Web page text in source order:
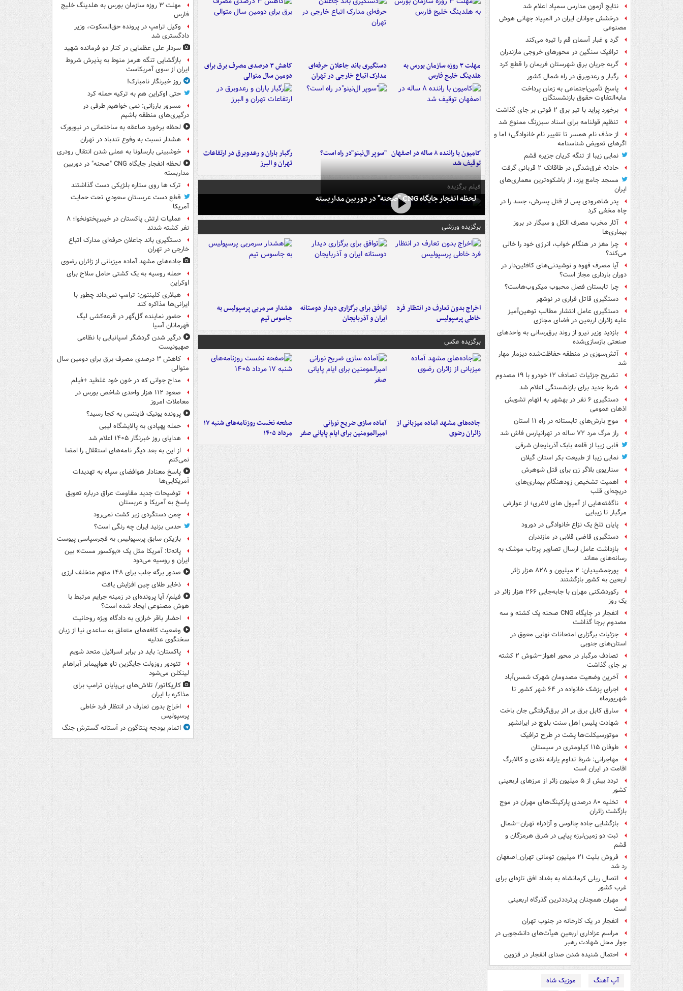
نتایج آزمون مدارس سمپاد اعلام شد
درخشش جوانان ایران در المپیاد جهانی هوش
مصنوعی
گرد و غبار آسمان قم را تیره می‌کند
ترافیک سنگین در محورهای خروجی مازندران
گربه جریان برق شهرستان فریمان را قطع کرد
رگبار و رعدوبرق در راه شمال کشور
پاسخ تأمین‌اجتماعی به زمان پرداخت
مابه‌التفاوت حقوق بازنشستگان
برخورد پراید با تیر برق ۲ فوتی بر جای گذاشت
تنظیم قولنامه برای اسناد سبزرنگ ممنوع شد
از حذف نام همسر تا تغییر نام خانوادگی؛ اما و
اگرهای تعویض شناسنامه
نمایی زیبا از تنگه کریان جزیره قشم
حادثه غرق‌شدگی در طاقانک ۲ قربانی گرفت
مسجد جامع یزد، از باشکوه‌ترین معماری‌های
ایران
پدر شاهرودی پس از قتل پسرش، جسد را در
چاه مخفی کرد
آثار مخرب مصرف الکل و سیگار در بروز
بیماری‌ها
چرا مغز در هنگام خواب، انرژی خود را خالی
می‌کند؟
آیا مصرف قهوه و نوشیدنی‌های کافئین‌دار در
دوران بارداری مجاز است؟
چرا تابستان فصل محبوب میکروب‌هاست؟
دستگیری قاتل فراری در نوشهر
دستگیری عامل انتشار مطالب توهین‌آمیز
علیه زائران اربعین در فضای مجازی
بازدید وزیر نیرو از روند برق‌رسانی به واحدهای
صنعتی بازسازی‌شده
آتش‌سوزی در منطقه حفاظت‌شده دیزمار مهار
شد
تشریح جزئیات تصادف ۱۲ خودرو با ۱۹ مصدوم
شرط جدید برای بازنشستگی اعلام شد
دستگیری ۶ نفر در بهشهر به اتهام تشویش
اذهان عمومی
موج بارش‌های تابستانه در راه ۱۱ استان
راز مرگ مرد ۷۲ ساله در تهرانپارس فاش شد
قابی زیبا از قلعه بابک آذربایجان شرقی
نمایی زیبا از طبیعت بکر استان گیلان
سناریوی بلاگر زن برای قتل شوهرش
اهمیت تشخیص زودهنگام بیماری‌های
دریچه‌ای قلب
ناگفته‌هایی از آمپول های لاغری؛ از عوارض
مرگبار تا زیبایی
پایان تلخ یک نزاع خانوادگی در دورود
دستگیری قاضی قلابی در مازندران
بازداشت عامل ارسال تصاویر پرتاب موشک به
رسانه‌های معاند
پورجمشیدیان: ۲ میلیون و ۸۲۸ هزار زائر
اربعین به کشور بازگشتند
رکوردشکنی مهران با جابه‌جایی ۲۶۶ هزار زائر در
یک روز
انفجار در جایگاه CNG صحنه یک کشته و سه
مصدوم برجا گذاشت
جزئیات برگزاری امتحانات نهایی معوق در
استان‌های جنوبی
تصادف مرگبار در محور اهواز–شوش ۲ کشته
بر جای گذاشت
آخرین وضعیت مصدومان شهرک شمس‌آباد
اجرای پزشک خانواده در ۶۴ شهر کشور تا
شهریورماه
سارق کابل برق بر اثر برق‌گرفتگی جان باخت
شهادت پلیس اهل سنت بلوچ در ایرانشهر
موتورسیکلت‌ها پشت درِ طرح ترافیک
طوفان ۱۱۵ کیلومتری در سیستان
مهاجرانی: شرط تداوم یارانه نقدی و کالابرگ
اقامت در ایران است
تردد بیش از ۵ میلیون زائر از مرزهای اربعینی
کشور
تخلیه ۸۰ درصدی پارکینگ‌های مهران در موج
بازگشت زائران
بازگشایی جاده چالوس و آزادراه تهران–شمال
ثبت دو زمین‌لرزه پیاپی در شرق هرمزگان و
قشم
فروش بلیت ۲۱ میلیون تومانی تهران_اصفهان
رد شد
اتصال ریلی کرمانشاه به بغداد افق تازه‌ای برای
غرب کشور
مهران همچنان پرترددترین گذرگاه اربعینی
است
انفجار در یک کارخانه در جنوب تهران
مراسم عزاداری اربعینِ هیأت‌های دانشجویی در
جوار محل شهادت رهبر
احتمال شنیده شدن صدای انفجار در قزوین
آپ آهنگ موزیک شاه
مهلت ۳ روزه سازمان بورس به
هلدینگ خلیج فارس
دستگیری باند جاعلان حرفه‌ای
مدارک اتباع خارجی در تهران
کاهش ۳ درصدی مصرف برق برای
دومین سال متوالی
کامیون با راننده ۸ ساله در اصفهان
توقیف شد
"سوپر ال‌نینو"در راه است؟
رگبار باران و رعدوبرق در ارتفاعات
تهران و البرز
فیلم برگزیده
لحظه انفجار جایگاه CNG "صحنه" در دوربین مداربسته
برگزیده ورزشی
اخراج بدون تعارف در انتظار فرد
خاطی پرسپولیس
توافق برای برگزاری دیدار دوستانه
ایران و آذربایجان
هشدار سرمربی پرسپولیس به
جاسوس تیم
برگزیده عکس
جاده‌های مشهد آماده میزبانی از
زائران رضوی
آماده سازی ضریح نورانی
امیرالمومنین برای ایام پایانی صفر
صفحه نخست روزنامه‌های شنبه ۱۷
مرداد ۱۴۰۵
مهلت ۳ روزه سازمان بورس به هلدینگ خلیج
فارس
وکیل ترامپ در پرونده حق‌السکوت، وزیر
دادگستری شد
سردار علی عظمایی در کنار دو فرمانده شهید
بازگشایی تنگه هرمز منوط به پذیرش شروط
ایران از سوی آمریکاست
روز خبرنگار نامبارک!
حتی اوکراین هم به ترکیه حمله کرد
مسرور بارزانی: نمی خواهیم طرفی در
درگیری‌های منطقه باشیم
لحظه برخورد صاعقه به ساختمانی در نیویورک
هشدار نسبت به وفوع تندباد در تهران
خوشبینی بارسلونا به عملی شدن انتقال رودری
لحظه انفجار جایگاه CNG "صحنه" در دوربین
مداربسته
ترک ها روی ستاره بلژیکی دست گذاشتند
قطع دست عربستان سعودیِ تحت حمایت
آمریکا
عملیات ارتش پاکستان در خیبرپختونخوا؛ ۸
نفر کشته شدند
دستگیری باند جاعلان حرفه‌ای مدارک اتباع
خارجی در تهران
جاده‌های مشهد آماده میزبانی از زائران رضوی
حمله روسیه به یک کشتی حامل سلاح برای
اوکراین
هیلاری کلینتون: ترامپ نمی‌داند چطور با
ایرانی‌ها مذاکره کند
حضور نماینده گل‌گهر در قرعه‌کشی لیگ
قهرمانان آسیا
درگیر شدن گردشگر اسپانیایی با نظامی
صهیونیست
کاهش ۳ درصدی مصرف برق برای دومین سال
متوالی
مداح جوانی که در خون خود غلطید +فیلم
صعود ۱۱۲ هزار واحدی شاخص بورس در
معاملات امروز
پرونده یونیک فایننس به کجا رسید؟
حمله پهپادی به پالایشگاه لیبی
هدایای روز خبرنگار ۱۴۰۵ اعلام شد
از این به بعد دیگر نامه‌های استقلال را امضا
نمی‌کنم
پاسخ معنادار هوافضای سپاه به تهدیدات
آمریکایی‌ها
توضیحات جدید مقاومت عراق درباره تعویق
پاسخ به آمریکا و عربستان
چمن دستگردی زیر کشت نمی‌رود
حدس بزنید ایران چه رنگی است؟
بازیکن سابق پرسپولیس به فجرسپاسی پیوست
پانه‌تا: آمریکا مثل یک «بوکسور مست» بین
ایران و روسیه می‌دود
صدور برگه جلب برای ۱۴۸ متهم متخلف ارزی
ذخایر طلای چین افزایش یافت
فیلم/ آیا پرونده‌ای در زمینه جرایم مرتبط با
هوش مصنوعی ایجاد شده است؟
احضار باقر خرازی به دادگاه ویژه روحانیت
وضعیت کافه‌های متعلق به ساعدی نیا از زبان
سخنگوی عدلیه
پاکستان: باید در برابر اسرائیل متحد شویم
تئودور روزولت جایگزین ناو هواپیمابر آبراهام
لینکلن می‌شود
کاریکاتور/ تلاش‌های بی‌پایان ترامپ برای
مذاکره با ایران
اخراج بدون تعارف در انتظار فرد خاطی
پرسپولیس
اتمام بودجه پنتاگون در آستانه گسترش جنگ